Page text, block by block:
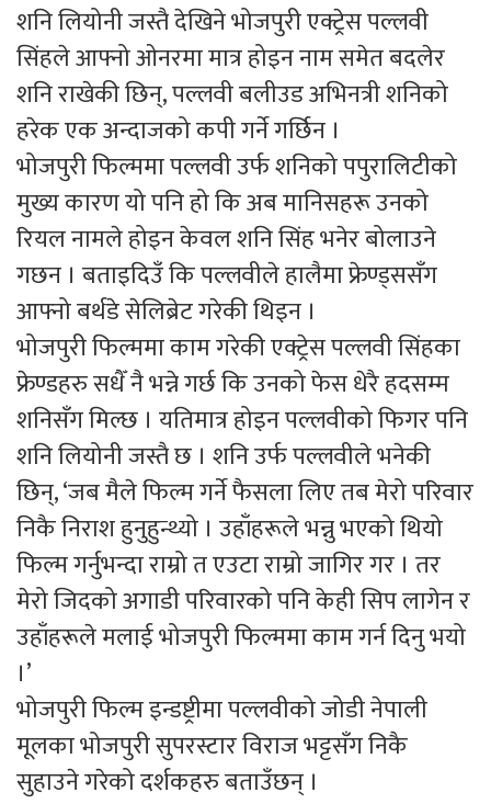
शनि लियोनी जस्तै देखिने भोजपुरी एक्ट्रेस पल्लवी
सिंहले आफ्नो ओनरमा मात्र होइन नाम समेत बदलेर
शनि राखेकी छिन्, पल्लवी बलीउड अभिनत्री शनिको
हरेक एक अन्दाजको कपी गर्ने गर्छिन ।
भोजपुरी फिल्ममा पल्लवी उर्फ शनिको पपुरालिटीको
मुख्य कारण यो पनि हो कि अब मानिसहरू उनको
रियल नामले होइन केवल शनि सिंह भनेर बोलाउने
गछन । बताइदिउँ कि पल्लवीले हालैमा फ्रेण्ड्ससँग
आफ्नो बर्थडे सेलिब्रेट गरेकी थिइन ।
भोजपुरी फिल्ममा काम गरेकी एक्ट्रेस पल्लवी सिंहका
फ्रेण्डहरु सधैँ नै भन्ने गर्छ कि उनको फेस धेरै हदसम्म
शनिसँग मिल्छ । यतिमात्र होइन पल्लवीको फिगर पनि
शनि लियोनी जस्तै छ । शनि उर्फ पल्लवीले भनेकी
छिन्, ‘जब मैले फिल्म गर्ने फैसला लिए तब मेरो परिवार
निकै निराश हुनुहुन्थ्यो । उहाँहरूले भन्नु भएको थियो
फिल्म गर्नुभन्दा राम्रो त एउटा राम्रो जागिर गर । तर
मेरो जिदको अगाडी परिवारको पनि केही सिप लागेन र
उहाँहरूले मलाई भोजपुरी फिल्ममा काम गर्न दिनु भयो
।’
भोजपुरी फिल्म इन्डष्ट्रीमा पल्लवीको जोडी नेपाली
मूलका भोजपुरी सुपरस्टार विराज भट्टसँग निकै
सुहाउने गरेको दर्शकहरु बताउँछन् ।